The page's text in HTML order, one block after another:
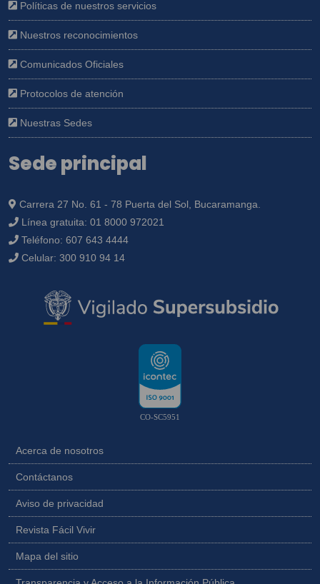
Políticas de nuestros servicios
Nuestros reconocimientos
Comunicados Oficiales
Protocolos de atención
Nuestras Sedes
Sede principal
Carrera 27 No. 61 - 78 Puerta del Sol, Bucaramanga.
Línea gratuita: 01 8000 972021
Teléfono: 607 643 4444
Celular: 300 910 94 14
CO-SC5951
Acerca de nosotros
Contáctanos
Aviso de privacidad
Revista Fácil Vivir
Mapa del sitio